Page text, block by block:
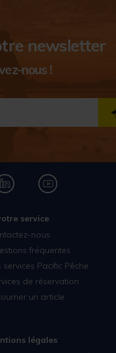
newsletter
nous !
service
nous
fréquentes
services Pacific Pêche
de réservation
un article
légales